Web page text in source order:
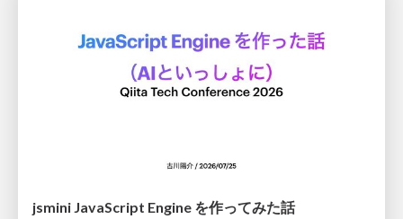
jsmini JavaScript Engine を作ってみた話